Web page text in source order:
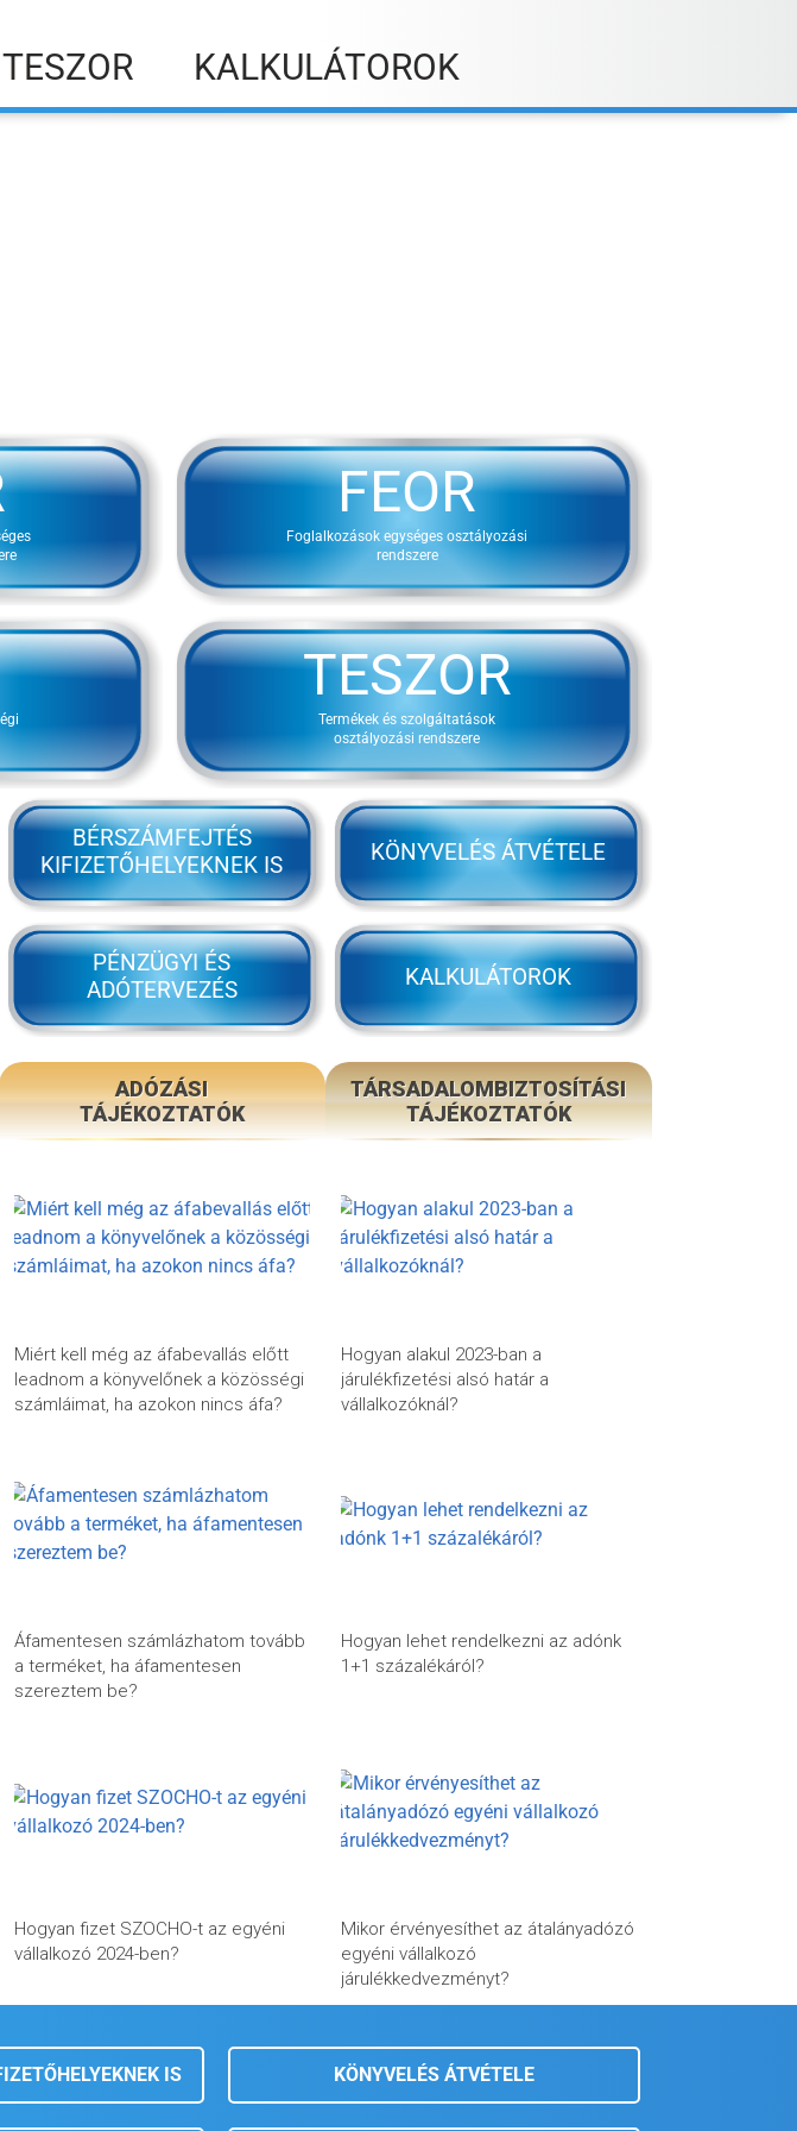
TESZOR KALKULÁTOROK
FEOR
Foglalkozások egységes osztályozási
rendszere
TESZOR
Termékek és szolgáltatások
osztályozási rendszere
BÉRSZÁMFEJTÉS
KIFIZETŐHELYEKNEK IS
KÖNYVELÉS ÁTVÉTELE
PÉNZÜGYI ÉS
ADÓTERVEZÉS
KALKULÁTOROK
ADÓZÁSI
TÁJÉKOZTATÓK
Miért kell még az áfabevallás előtt
leadnom a könyvelőnek a közösségi
számláimat, ha azokon nincs áfa?
Áfamentesen számlázhatom tovább
a terméket, ha áfamentesen
szereztem be?
Hogyan fizet SZOCHO-t az egyéni
vállalkozó 2024-ben?
TÁRSADALOMBIZTOSÍTÁSI
TÁJÉKOZTATÓK
Hogyan alakul 2023-ban a
járulékfizetési alsó határ a
vállalkozóknál?
Hogyan lehet rendelkezni az adónk
1+1 százalékáról?
Mikor érvényesíthet az átalányadózó
egyéni vállalkozó
járulékkedvezményt?
IS KÖNYVELÉS ÁTVÉTELE